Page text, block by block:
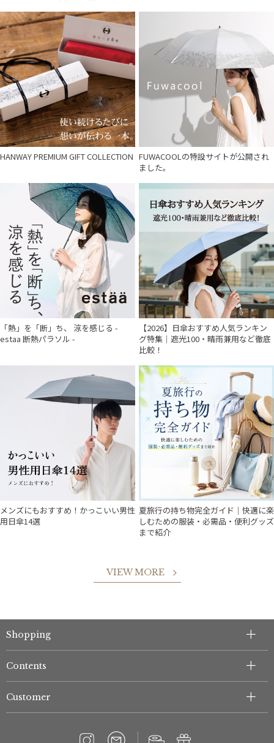
HANWAY PREMIUM GIFT COLLECTION FUWACOOLの特設サイトが公開され
ました。
「熱」を「断」ち、 涼を感じる -
estaa 断熱パラソル -
【2026】日傘おすすめ人気ランキン
グ特集｜遮光100・晴雨兼用など徹底
比較！
メンズにもおすすめ！かっこいい男性
用日傘14選
夏旅行の持ち物完全ガイド｜快適に楽
しむための服装・必需品・便利グッズ
まで紹介
VIEW MORE
Shopping
Contents
Customer